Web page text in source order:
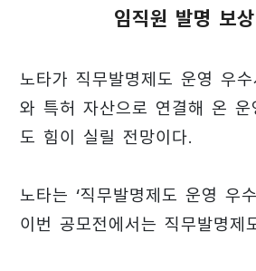
임직원 발명 보
노타가 직무발명제도 운영 우
와 특허 자산으로 연결해 온
도 힘이 실릴 전망이다.
노타는 ‘직무발명제도 운영 우
이번 공모전에서는 직무발명